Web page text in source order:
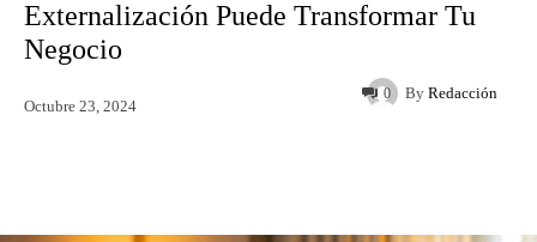
Externalización Puede Transformar Tu
Negocio
By Redacción
Octubre 23, 2024
0